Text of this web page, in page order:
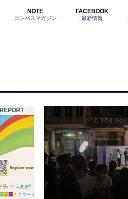
NOTE
コンパスマガジン
FACEBOOK
最新情報
REPORT